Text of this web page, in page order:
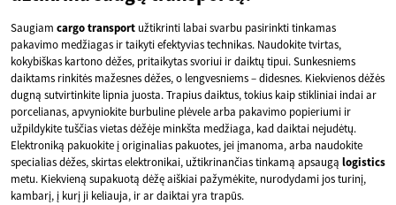
Saugiam cargotransport užtikrinti labai svarbu pasirinkti tinkamas
pakavimo medžiagas ir taikyti efektyvias technikas. Naudokite tvirtas,
kokybiškas kartono dėžes, pritaikytas svoriui ir daiktų tipui. Sunkesniems
daiktams rinkitės mažesnes dėžes, o lengvesniems – didesnes. Kiekvienos dėžės
dugną sutvirtinkite lipnia juosta. Trapius daiktus, tokius kaip stikliniai indai ar
porcelianas, apvyniokite burbuline plėvele arba pakavimo popieriumi ir
užpildykite tuščias vietas dėžėje minkšta medžiaga, kad daiktai nejudėtų.
Elektroniką pakuokite į originalias pakuotes, jei įmanoma, arba naudokite
specialias dėžes, skirtas elektronikai, užtikrinančias tinkamą apsaugą logistics
metu. Kiekvieną supakuotą dėžę aiškiai pažymėkite, nurodydami jos turinį,
kambarį, į kurį ji keliauja, ir ar daiktai yra trapūs.